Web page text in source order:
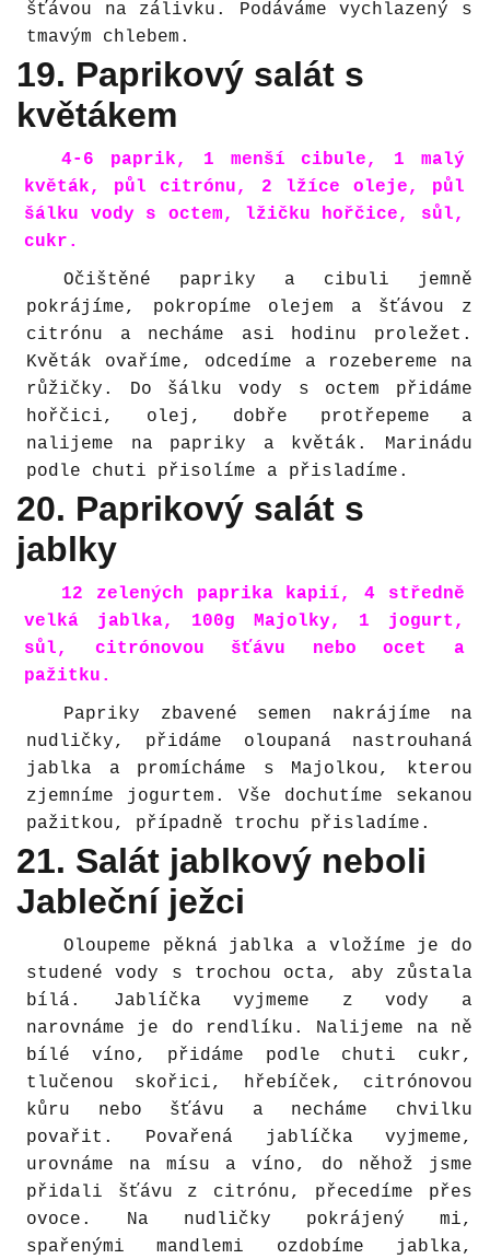
šťávou na zálivku. Podáváme vychlazený s
tmavým chlebem.
19. Paprikový salát s
květákem
4-6 paprik, 1 menší cibule, 1 malý
květák, půl citrónu, 2 lžíce oleje, půl
šálku vody s octem, lžičku hořčice, sůl,
cukr.
Očištěné papriky a cibuli jemně
pokrájíme, pokropíme olejem a šťávou z
citrónu a necháme asi hodinu proležet.
Květák ovaříme, odcedíme a rozebereme na
růžičky. Do šálku vody s octem přidáme
hořčici, olej, dobře protřepeme a
nalijeme na papriky a květák. Marinádu
podle chuti přisolíme a přisladíme.
20. Paprikový salát s
jablky
12 zelených paprika kapií, 4 středně
velká jablka, 100g Majolky, 1 jogurt,
sůl, citrónovou šťávu nebo ocet a
pažitku.
Papriky zbavené semen nakrájíme na
nudličky, přidáme oloupaná nastrouhaná
jablka a promícháme s Majolkou, kterou
zjemníme jogurtem. Vše dochutíme sekanou
pažitkou, případně trochu přisladíme.
21. Salát jablkový neboli
Jableční ježci
Oloupeme pěkná jablka a vložíme je do
studené vody s trochou octa, aby zůstala
bílá. Jablíčka vyjmeme z vody a
narovnáme je do rendlíku. Nalijeme na ně
bílé víno, přidáme podle chuti cukr,
tlučenou skořici, hřebíček, citrónovou
kůru nebo šťávu a necháme chvilku
povařit. Povařená jablíčka vyjmeme,
urovnáme na mísu a víno, do něhož jsme
přidali šťávu z citrónu, přecedíme přes
ovoce. Na nudličky pokrájený mi,
spařenými mandlemi ozdobíme jablka,